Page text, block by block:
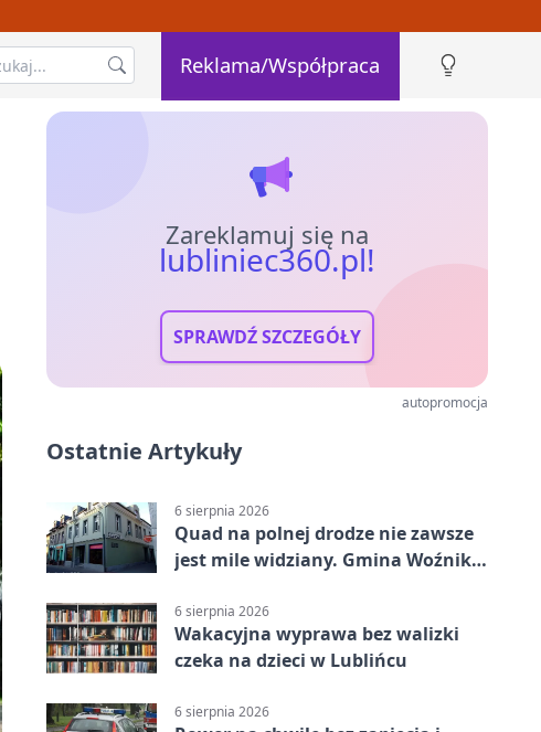
Reklama/Współpraca
Zareklamuj się na
lubliniec360.pl!
SPRAWDŹ SZCZEGÓŁY
autopromocja
Ostatnie Artykuły
6 sierpnia 2026
Quad na polnej drodze nie zawsze
jest mile widziany. Gmina Woźniki
6 sierpnia 2026
Wakacyjna wyprawa bez walizki
czeka na dzieci w Lublińcu
6 sierpnia 2026